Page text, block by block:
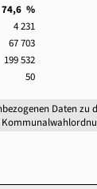
74,6 %
4 231
67 703
199 532
50
Daten